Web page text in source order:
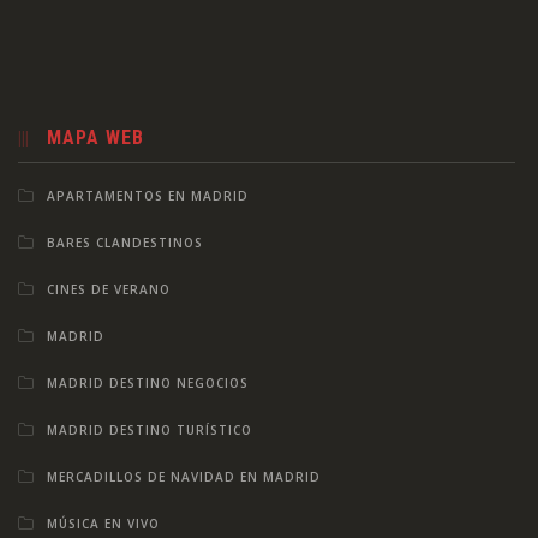
MAPA WEB
APARTAMENTOS EN MADRID
BARES CLANDESTINOS
CINES DE VERANO
MADRID
MADRID DESTINO NEGOCIOS
MADRID DESTINO TURÍSTICO
MERCADILLOS DE NAVIDAD EN MADRID
MÚSICA EN VIVO